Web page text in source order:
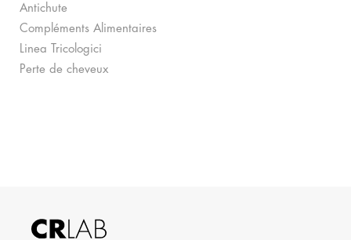
Antichute
Compléments Alimentaires
Linea Tricologici
Perte de cheveux